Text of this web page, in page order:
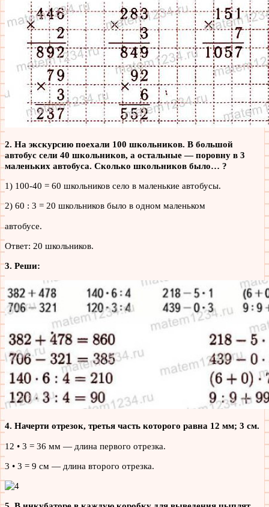
2. На экскурсию поехали 100 школьников. В большой
автобус сели 40 школьников, а остальные — поровну в 3
маленьких автобуса. Сколько школьников было… ?
1) 100-40 = 60 школьников село в маленькие автобусы.
2) 60 : 3 = 20 школьников было в одном маленьком
автобусе.
Ответ: 20 школьников.
3. Реши:
4. Начерти отрезок, третья часть которого равна 12 мм; 3 см.
12 • 3 = 36 мм — длина первого отрезка.
3 • 3 = 9 см — длина второго отрезка.